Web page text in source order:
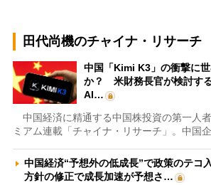
田代尚機のチャイナ・リサーチ
中国「Kimi K3」の衝撃に
か？ 米財務長官が検討す
AI…
中国経済に精通する中国株投資の第一人
ミアム連載「チャイナ・リサーチ」。中国
中国経済“予想外の低成長”で政策のテ
方針の修正で成長加速が予想さ…